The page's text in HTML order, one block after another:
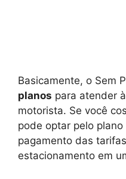
Basicamente, o Sem
planos para atender
motorista. Se você
pode optar pelo
pagamento das
estacionamento em